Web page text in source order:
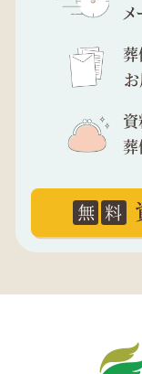
無 料